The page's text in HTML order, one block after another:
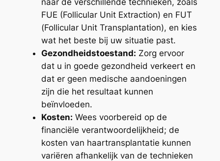
FUE (Follicular Unit Extraction) en FUT
(Follicular Unit Transplantation), en kies
wat het beste bij uw situatie past.
Gezondheidstoestand: Zorg ervoor
dat u in goede gezondheid verkeert en
dat er geen medische aandoeningen
zijn die het resultaat kunnen
beïnvloeden.
Kosten: Wees voorbereid op de
financiële verantwoordelijkheid; de
kosten van haartransplantatie kunnen
variëren afhankelijk van de technieken